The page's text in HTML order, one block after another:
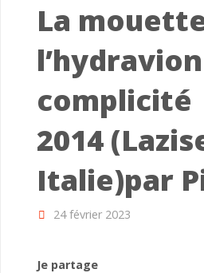
La
complicité
2014
Italie)par
24 février 2023
Je partage